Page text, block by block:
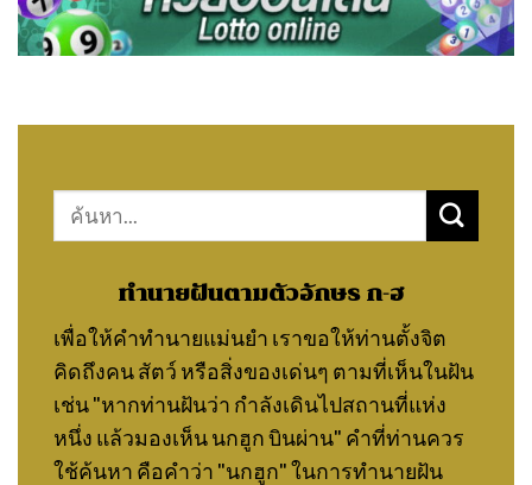
Search
ทำนายฝันตามตัวอักษร ก-ฮ
เพื่อให้คำทำนายแม่นยำ เราขอให้ท่านตั้งจิต
คิดถึงคน สัตว์ หรือสิ่งของเด่นๆ ตามที่เห็นในฝัน
เช่น "หากท่านฝันว่า กำลังเดินไปสถานที่แห่ง
หนึ่ง แล้วมองเห็น นกฮูก บินผ่าน" คำที่ท่านควร
ใช้ค้นหา คือคำว่า "นกฮูก" ในการทำนายฝัน